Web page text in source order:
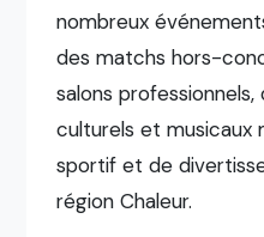
nombreux
des matchs hors-
salons
culturels et musicaux
sportif et de
région Chaleur.